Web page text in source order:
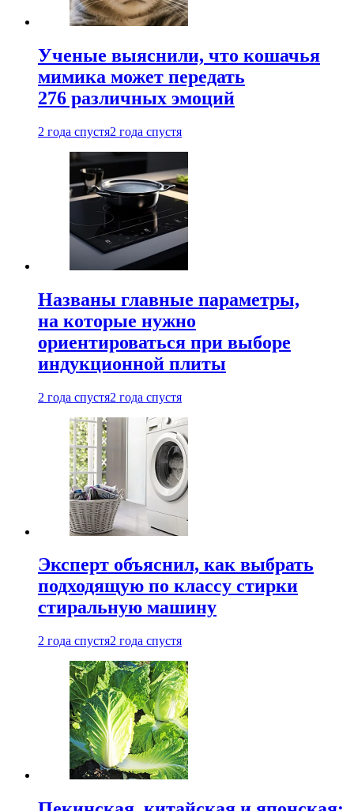
Ученые выяснили, что кошачья
мимика может передать
276 различных эмоций
2 года спустя2 года спустя
Названы главные параметры,
на которые нужно
ориентироваться при выборе
индукционной плиты
2 года спустя2 года спустя
Эксперт объяснил, как выбрать
подходящую по классу стирки
стиральную машину
2 года спустя2 года спустя